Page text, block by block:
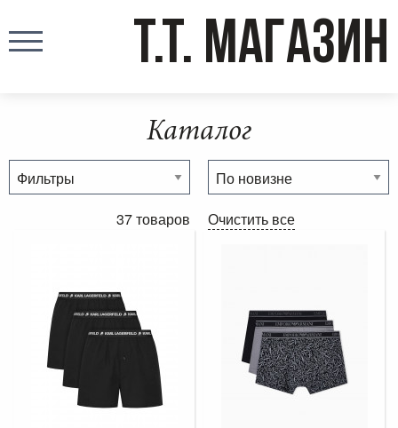
T.T. МАГАЗИН
Каталог
37 товаров Очистить все